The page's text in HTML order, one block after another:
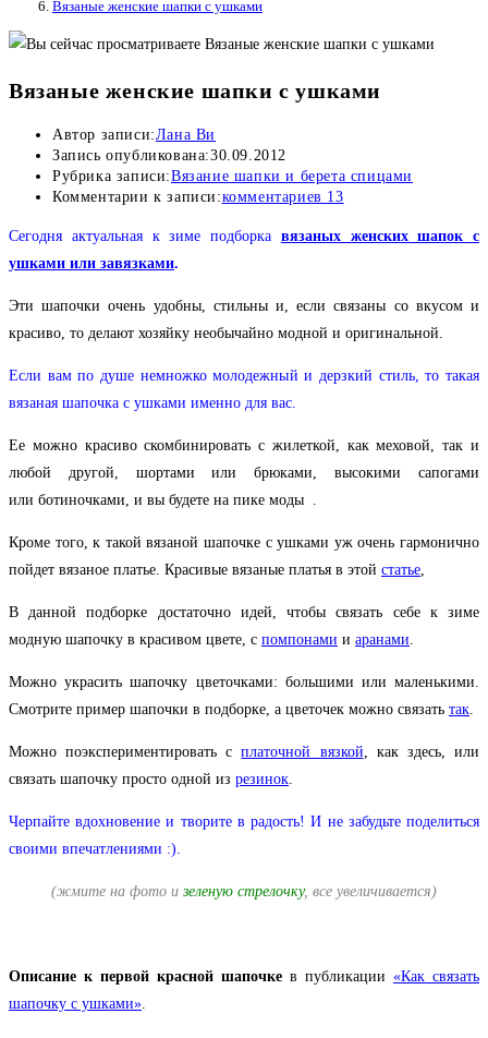
Вязаные женские шапки с ушками
Вязаные женские шапки с ушками
Автор записи:Лана Ви
Запись опубликована:30.09.2012
Рубрика записи:Вязание шапки и берета спицами
Комментарии к записи:комментариев 13
Сегодня актуальная к зиме подборка вязаных женских шапок с
ушками или завязками.
Эти шапочки очень удобны, стильны и, если связаны со вкусом и
красиво, то делают хозяйку необычайно модной и оригинальной.
Если вам по душе немножко молодежный и дерзкий стиль, то такая
вязаная шапочка с ушками именно для вас.
Ее можно красиво скомбинировать с жилеткой, как меховой, так и
любой другой, шортами или брюками, высокими сапогами
или ботиночками, и вы будете на пике моды .
Кроме того, к такой вязаной шапочке с ушками уж очень гармонично
пойдет вязаное платье. Красивые вязаные платья в этой статье,
В данной подборке достаточно идей, чтобы связать себе к зиме
модную шапочку в красивом цвете, с помпонами и аранами.
Можно украсить шапочку цветочками: большими или маленькими.
Смотрите пример шапочки в подборке, а цветочек можно связать так.
Можно поэкспериментировать сплаточной вязкой, как здесь, или
связать шапочку просто одной из резинок.
Черпайте вдохновение и творите в радость! И не забудьте поделиться
своими впечатлениями :).
(жмите на фото и зеленую стрелочку, все увеличивается)
Описание к первой красной шапочке в публикации «Как связать
шапочку с ушками».